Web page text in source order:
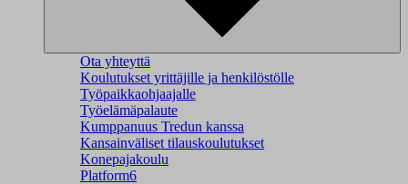
Ota yhteyttä
Koulutukset yrittäjille ja henkilöstölle
Työpaikkaohjaajalle
Työelämäpalaute
Kumppanuus Tredun kanssa
Kansainväliset tilauskoulutukset
Konepajakoulu
Platform6